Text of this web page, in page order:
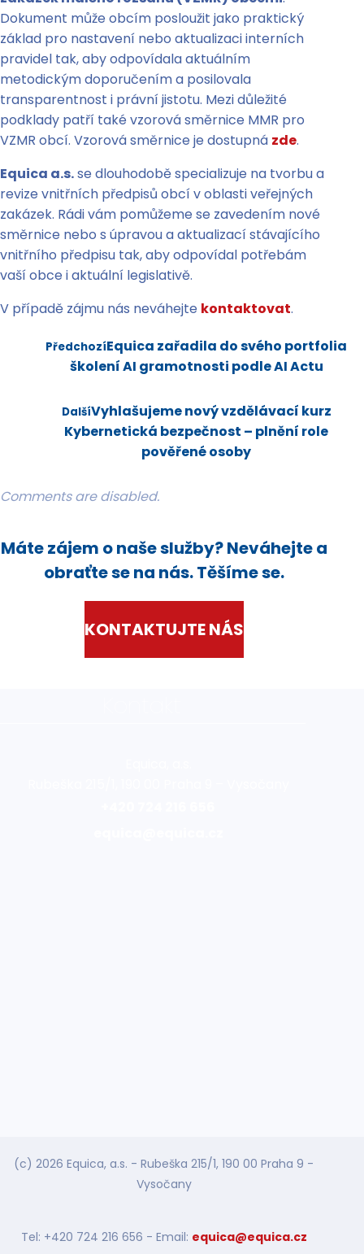
Dokument může obcím posloužit jako praktický
základ pro nastavení nebo aktualizaci interních
pravidel tak, aby odpovídala aktuálním
metodickým doporučením a posilovala
transparentnost i právní jistotu. Mezi důležité
podklady patří také vzorová směrnice MMR pro
VZMR obcí. Vzorová směrnice je dostupná zde.
Equica a.s.se dlouhodobě specializuje na tvorbu a
revize vnitřních předpisů obcí v oblasti veřejných
zakázek. Rádi vám pomůžeme se zavedením nové
směrnice nebo s úpravou a aktualizací stávajícího
vnitřního předpisu tak, aby odpovídal potřebám
vaší obce i aktuální legislativě.
V případě zájmu nás neváhejte kontaktovat.
PředchozíEquica zařadila do svého portfolia
školení AI gramotnosti podle AI Actu
DalšíVyhlašujeme nový vzdělávací kurz
Kybernetická bezpečnost – plnění role
pověřené osoby
Comments are disabled.
Máte zájem o naše služby? Neváhejte a
obraťte se na nás. Těšíme se.
KONTAKTUJTE NÁS
(c) 2026 Equica, a.s. - Rubeška 215/1, 190 00 Praha 9 -
Vysočany
Tel: +420 724 216 656 - Email: equica@equica.cz